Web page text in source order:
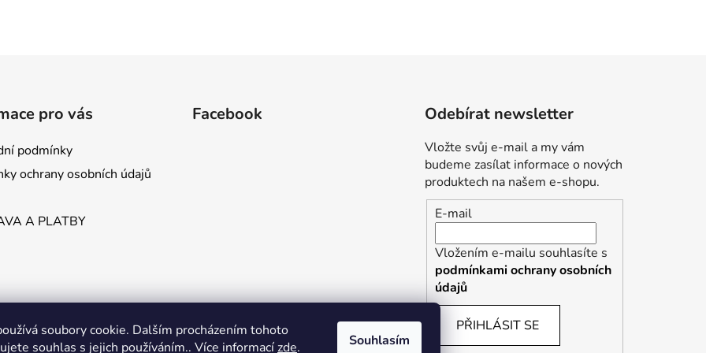
soubory cookie. Dalším procházením tohoto
souhlas s jejich používáním.. Více informacízde. Souhlasím
pro vás
podmínky
ochrany osobních údajů
A PLATBY
Facebook Odebírat newsletter
Vložte svůj e-mail a my vám
budeme zasílat informace o nových
produktech na našem e-shopu.
E-mail
Vložením e-mailu souhlasíte s
podmínkami ochrany osobních
údajů
PŘIHLÁSIT SE